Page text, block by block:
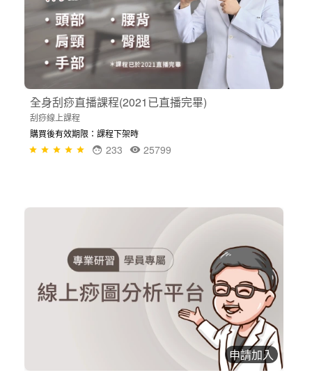
全身刮痧直播課程(2021已直播完畢)
刮痧線上課程
購買後有效期限：課程下架時
25799
233
申請加入